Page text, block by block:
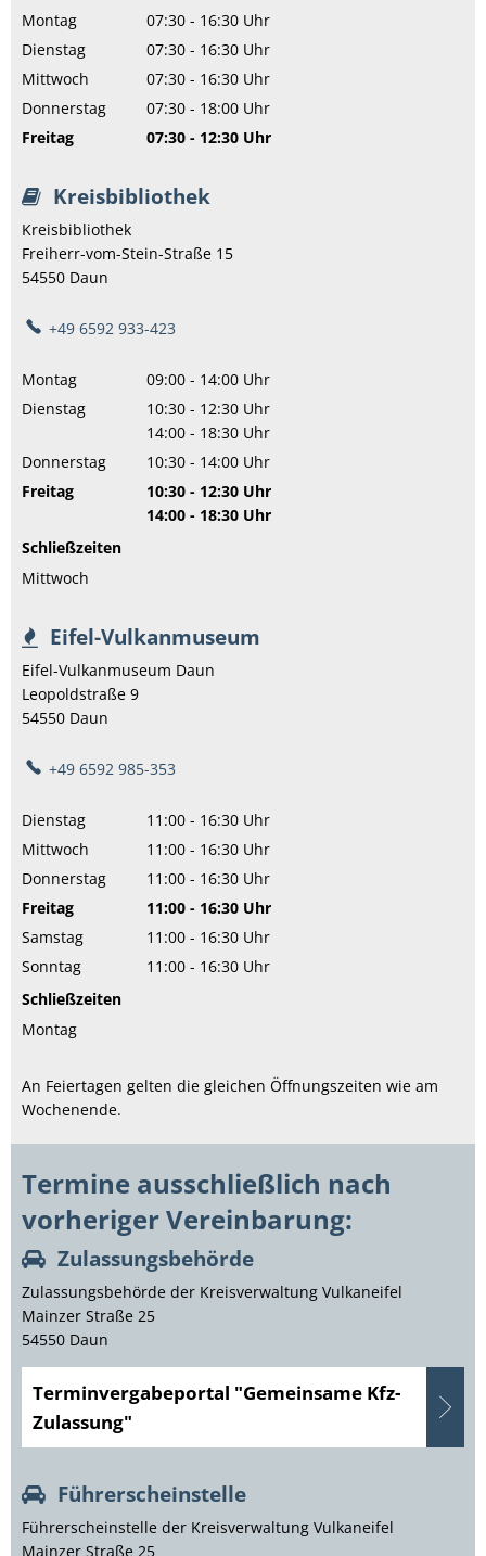
Montag 07:30 - 16:30 Uhr
Von 07:30 bis 16:30 Uhr
Dienstag 07:30 - 16:30 Uhr
Von 07:30 bis 16:30 Uhr
Mittwoch 07:30 - 16:30 Uhr
Von 07:30 bis 16:30 Uhr
Donnerstag 07:30 - 18:00 Uhr
Von 07:30 bis 18:00 Uhr
Freitag 07:30 - 12:30 Uhr
Kreisbibliothek
Kreisbibliothek
Freiherr-vom-Stein-Straße 15
54550 Daun
+49 6592 933-423
Montag 09:00 - 14:00 Uhr
Von 09:00 bis 14:00 Uhr
Dienstag 10:30 - 12:30 Uhr
Von 10:30 bis 12:30 Uhr
14:00 - 18:30 Uhr
Von 14:00 bis 18:30 Uhr
Donnerstag 10:30 - 14:00 Uhr
Von 10:30 bis 14:00 Uhr
Freitag 10:30 - 12:30 Uhr
Von 10:30 bis 12:30 Uhr
14:00 - 18:30 Uhr
Schließzeiten
Mittwoch
Eifel-Vulkanmuseum
Eifel-Vulkanmuseum Daun
Leopoldstraße 9
54550 Daun
+49 6592 985-353
Dienstag 11:00 - 16:30 Uhr
Von 11:00 bis 16:30 Uhr
Mittwoch 11:00 - 16:30 Uhr
Von 11:00 bis 16:30 Uhr
Donnerstag 11:00 - 16:30 Uhr
Von 11:00 bis 16:30 Uhr
Freitag 11:00 - 16:30 Uhr
Von 11:00 bis 16:30 Uhr
Samstag 11:00 - 16:30 Uhr
Von 11:00 bis 16:30 Uhr
Sonntag 11:00 - 16:30 Uhr
Schließzeiten
Montag
An Feiertagen gelten die gleichen Öffnungszeiten wie am
Wochenende.
Termine ausschließlich nach
vorheriger Vereinbarung:
Zulassungsbehörde
Zulassungsbehörde der Kreisverwaltung Vulkaneifel
Mainzer Straße 25
54550 Daun
Terminvergabeportal "Gemeinsame Kfz-
Zulassung"
Führerscheinstelle
Führerscheinstelle der Kreisverwaltung Vulkaneifel
Mainzer Straße 25